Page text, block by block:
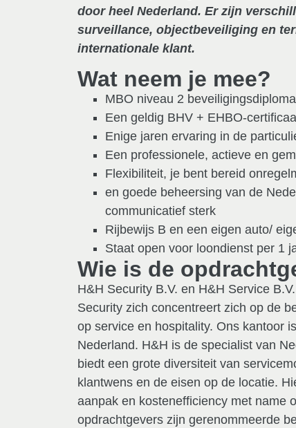
door heel Nederland. Er zijn
surveillance, objectbeveiliging en
internationale klant.
Wat neem je mee?
MBO niveau 2 beveiligingsdiploma
Een geldig BHV + EHBO-
Enige jaren ervaring in de
Een professionele, actieve en
Flexibiliteit, je bent bereid
en goede beheersing van de
communicatief sterk
Rijbewijs B en een eigen auto/
Staat open voor loondienst per 1
Wie is de
H&H Security B.V. en H&H Service
Security zich concentreert zich op de
op service en hospitality. Ons kantoor
Nederland. H&H is de specialist van
biedt een grote diversiteit van
klantwens en de eisen op de locatie.
aanpak en kostenefficiency met name
opdrachtgevers zijn gerenommeerde